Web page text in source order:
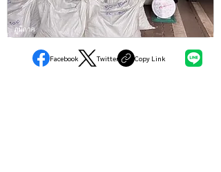
ภูมิภาค
Facebook Twitter Copy Link